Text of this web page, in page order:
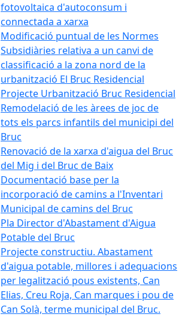
fotovoltaica d'autoconsum i
connectada a xarxa
Modificació puntual de les Normes
Subsidiàries relativa a un canvi de
classificació a la zona nord de la
urbanització El Bruc Residencial
Projecte Urbanització Bruc Residencial
Remodelació de les àrees de joc de
tots els parcs infantils del municipi del
Bruc
Renovació de la xarxa d'aigua del Bruc
del Mig i del Bruc de Baix
Documentació base per la
incorporació de camins a l'Inventari
Municipal de camins del Bruc
Pla Director d'Abastament d'Aigua
Potable del Bruc
Projecte constructiu. Abastament
d'aigua potable, millores i adequacions
per legalització pous existents, Can
Elias, Creu Roja, Can marques i pou de
Can Solà, terme municipal del Bruc.